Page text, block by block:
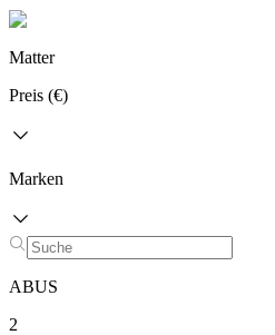
Matter
Preis (€)
Marken
ABUS
2